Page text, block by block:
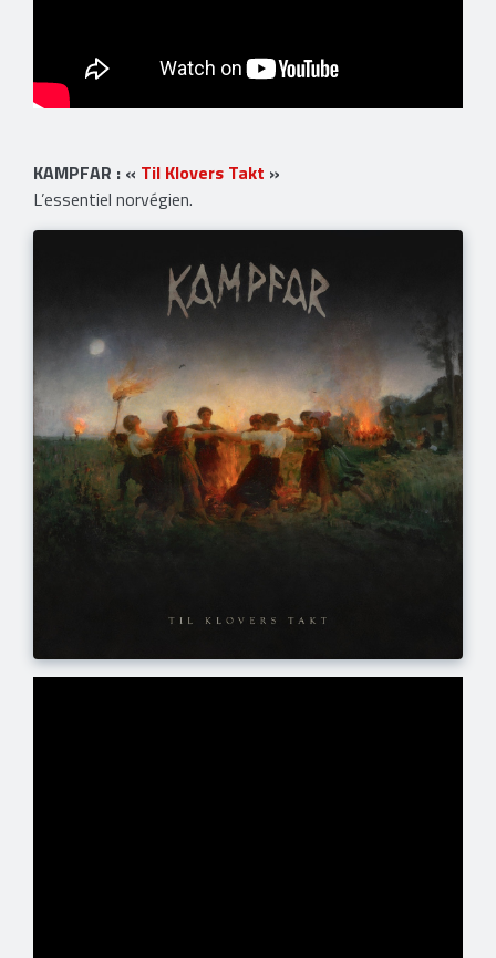
KAMPFAR : « Til Klovers Takt »
L’essentiel norvégien.